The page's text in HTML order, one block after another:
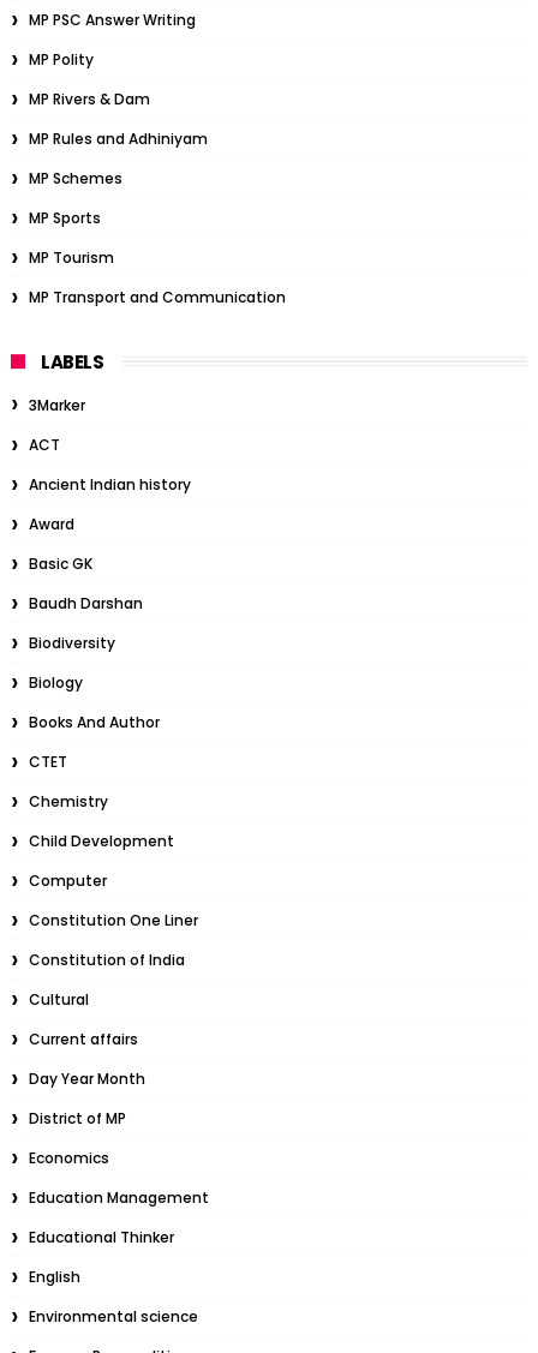
MP PSC Answer Writing
MP Polity
MP Rivers & Dam
MP Rules and Adhiniyam
MP Schemes
MP Sports
MP Tourism
MP Transport and Communication
LABELS
3Marker
ACT
Ancient Indian history
Award
Basic GK
Baudh Darshan
Biodiversity
Biology
Books And Author
CTET
Chemistry
Child Development
Computer
Constitution One Liner
Constitution of India
Cultural
Current affairs
Day Year Month
District of MP
Economics
Education Management
Educational Thinker
English
Environmental science